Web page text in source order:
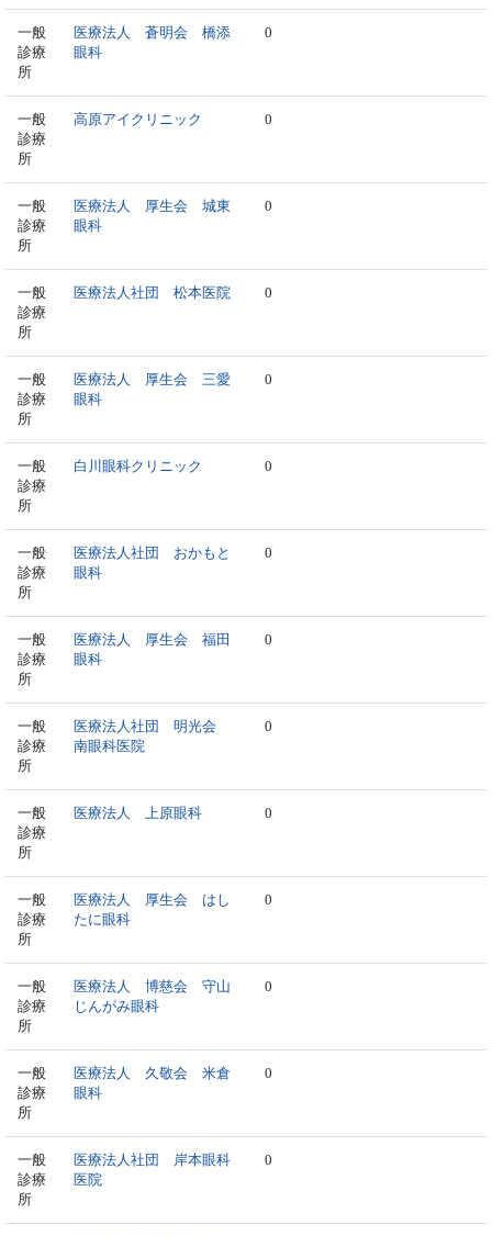
一般
診療
所
医療法人 蒼明会 橋添
眼科
0
一般
診療
所
高原アイクリニック 0
一般
診療
所
医療法人 厚生会 城東
眼科
0
一般
診療
所
医療法人社団 松本医院 0
一般
診療
所
医療法人 厚生会 三愛
眼科
0
一般
診療
所
白川眼科クリニック 0
一般
診療
所
医療法人社団 おかもと
眼科
0
一般
診療
所
医療法人 厚生会 福田
眼科
0
一般
診療
所
医療法人社団 明光会
南眼科医院
0
一般
診療
所
医療法人 上原眼科 0
一般
診療
所
医療法人 厚生会 はし
たに眼科
0
一般
診療
所
医療法人 博慈会 守山
じんがみ眼科
0
一般
診療
所
医療法人 久敬会 米倉
眼科
0
一般
診療
所
医療法人社団 岸本眼科
医院
0